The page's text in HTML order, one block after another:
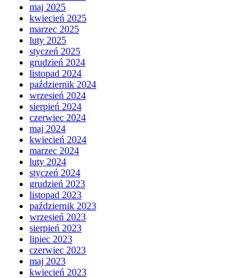
maj 2025
kwiecień 2025
marzec 2025
luty 2025
styczeń 2025
grudzień 2024
listopad 2024
październik 2024
wrzesień 2024
sierpień 2024
czerwiec 2024
maj 2024
kwiecień 2024
marzec 2024
luty 2024
styczeń 2024
grudzień 2023
listopad 2023
październik 2023
wrzesień 2023
sierpień 2023
lipiec 2023
czerwiec 2023
maj 2023
kwiecień 2023